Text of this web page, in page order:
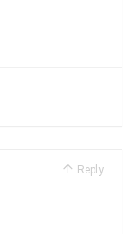
Reply